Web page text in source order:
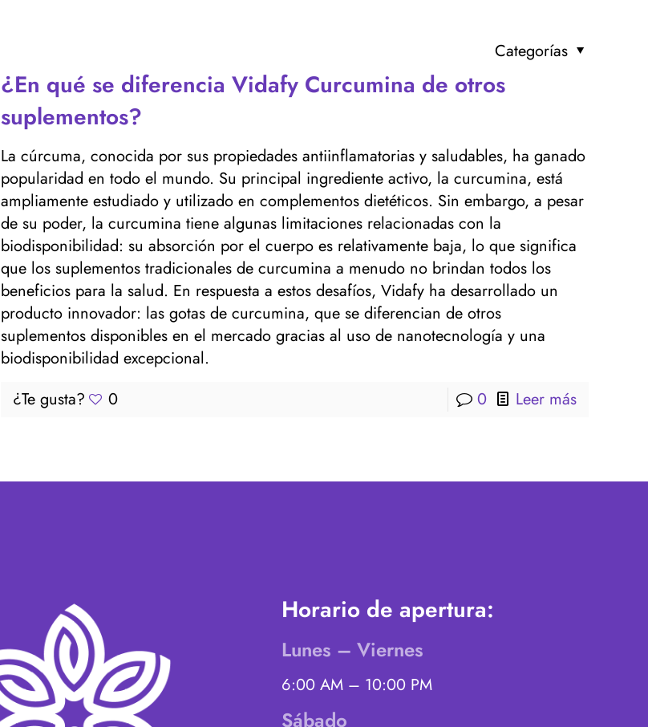
Categorías
¿En qué se diferencia Vidafy Curcumina de otros
suplementos?
La cúrcuma, conocida por sus propiedades antiinflamatorias y saludables, ha ganado
popularidad en todo el mundo. Su principal ingrediente activo, la curcumina, está
ampliamente estudiado y utilizado en complementos dietéticos. Sin embargo, a pesar
de su poder, la curcumina tiene algunas limitaciones relacionadas con la
biodisponibilidad: su absorción por el cuerpo es relativamente baja, lo que significa
que los suplementos tradicionales de curcumina a menudo no brindan todos los
beneficios para la salud. En respuesta a estos desafíos, Vidafy ha desarrollado un
producto innovador: las gotas de curcumina, que se diferencian de otros
suplementos disponibles en el mercado gracias al uso de nanotecnología y una
biodisponibilidad excepcional.
¿Te gusta?
0 0 Leer más
Horario de apertura:
Lunes – Viernes
6:00 AM – 10:00 PM
Sábado